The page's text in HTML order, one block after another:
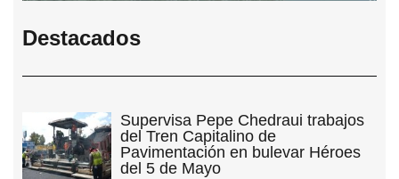
Destacados
Supervisa Pepe Chedraui trabajos
del Tren Capitalino de
Pavimentación en bulevar Héroes
del 5 de Mayo